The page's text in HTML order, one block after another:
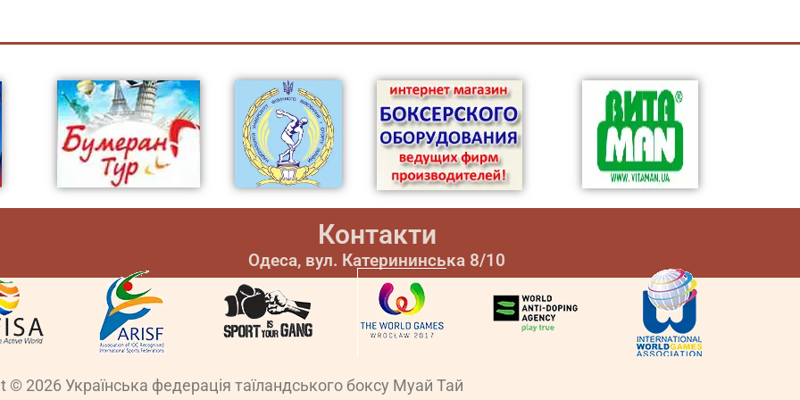
Контакти
Одеса, вул. Катерининська 8/10
© 2026 Українська федерація таїландського боксу Муай Тай